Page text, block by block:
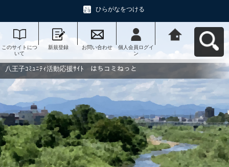
ひらがなをつける
このサイトにつ
いて
新規登録 お問い合わせ
個人会員ログイ
ン
動応援ｻｲﾄ はち
コミねっとへ戻
八王子ｺﾐｭﾆﾃｨ活動応援ｻｲﾄ はちコミねっと